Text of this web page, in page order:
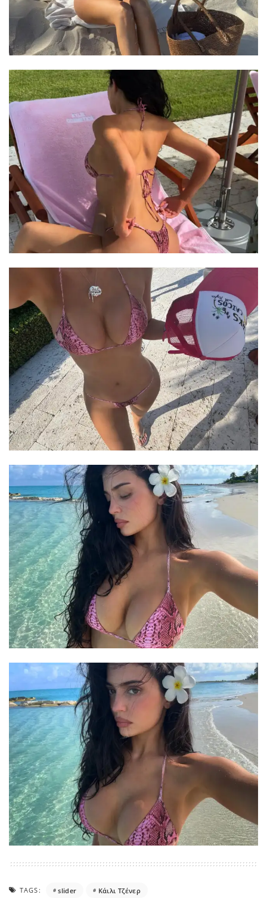
TAGS: slider Κάιλι Τζένερ